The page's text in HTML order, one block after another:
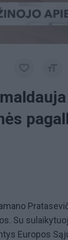
Su
Europos